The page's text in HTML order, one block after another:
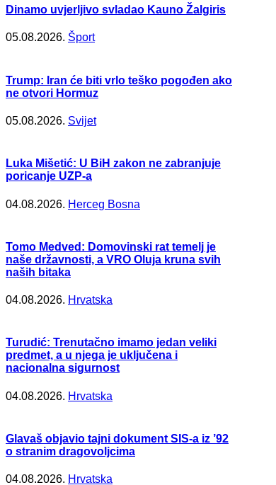
Dinamo uvjerljivo svladao Kauno Žalgiris
05.08.2026. Šport
Trump: Iran će biti vrlo teško pogođen ako
ne otvori Hormuz
05.08.2026. Svijet
Luka Mišetić: U BiH zakon ne zabranjuje
poricanje UZP-a
04.08.2026. Herceg Bosna
Tomo Medved: Domovinski rat temelj je
naše državnosti, a VRO Oluja kruna svih
naših bitaka
04.08.2026. Hrvatska
Turudić: Trenutačno imamo jedan veliki
predmet, a u njega je uključena i
nacionalna sigurnost
04.08.2026. Hrvatska
Glavaš objavio tajni dokument SIS-a iz ’92
o stranim dragovoljcima
04.08.2026. Hrvatska